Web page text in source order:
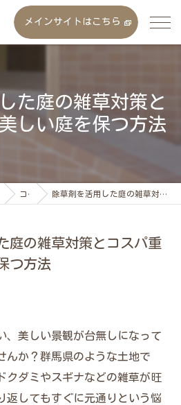
メインサイトはこちら
た庭の雑草対策と
しい庭を保つ方法
コラム 除草剤を活用した庭の雑草対策とコスパ重視で美しい庭を保つ方法
庭の雑草対策とコスパ重
つ方法
、美しい景観が台無しになって
んか？群馬県のような土地で
クダミやスギナなどの雑草が旺
返してもすぐに元通りという悩